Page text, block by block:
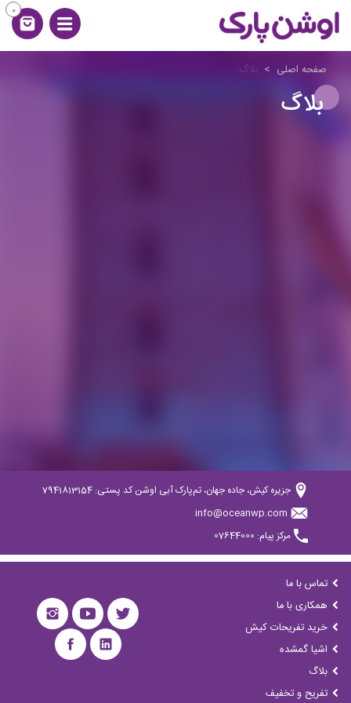
0
صفحه اصلی > بلاگ
بلاگ
جزیره کیش، جاده جهان، تم‌پارک آبی اوشن کد پستی: 7941813154
info@oceanwp.com
مرکز پیام: 07644000
تماس با ما
همکاری با ما
خرید تفریحات کیش
اشیا گمشده
بلاگ
تفریح و تخفیف